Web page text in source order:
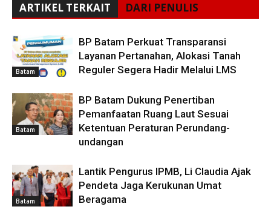
ARTIKEL TERKAIT DARI PENULIS
Batam
BP Batam Perkuat Transparansi
Layanan Pertanahan, Alokasi Tanah
Reguler Segera Hadir Melalui LMS
Batam
BP Batam Dukung Penertiban
Pemanfaatan Ruang Laut Sesuai
Ketentuan Peraturan Perundang-
undangan
Batam
Lantik Pengurus IPMB, Li Claudia Ajak
Pendeta Jaga Kerukunan Umat
Beragama